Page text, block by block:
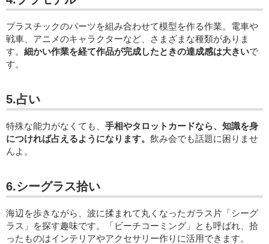
プラスチックのパーツを組み合わせて模型を作る作業。電車や
戦車、アニメのキャラクターなど、さまざまな種類がありま
す。 細かい作業を経て作品が完成したときの達成感は大きいで
す。
5.占い
特殊な能力がなくても、 手相やタロットカードなら、知識を身
につければ占えるようになります。 飲み会でも話題に困りませ
んよ。
6.シーグラス拾い
海辺を歩きながら、波に揉まれて丸くなったガラス片「シーグ
ラス」を探す趣味です。「ビーチコーミング」とも呼ばれ、拾
ったものはインテリアやアクセサリー作りに活用できます。